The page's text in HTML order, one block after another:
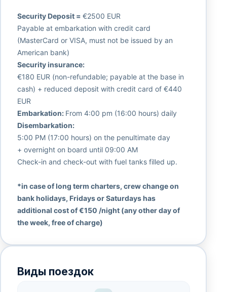
Security Deposit = €2500 EUR
Payable at embarkation with credit card
(MasterCard or VISA, must not be issued by an
American bank)
Security insurance:
€180 EUR (non-refundable; payable at the base in
cash) + reduced deposit with credit card of €440
EUR
Embarkation: From 4:00 pm (16:00 hours) daily
Disembarkation:
5:00 PM (17:00 hours) on the penultimate day
+ overnight on board until 09:00 AM
Check-in and check-out with fuel tanks filled up.
*in case of long term charters, crew change on
bank holidays, Fridays or Saturdays has
additional cost of €150 /night (any other day of
the week, free of charge)
Виды поездок